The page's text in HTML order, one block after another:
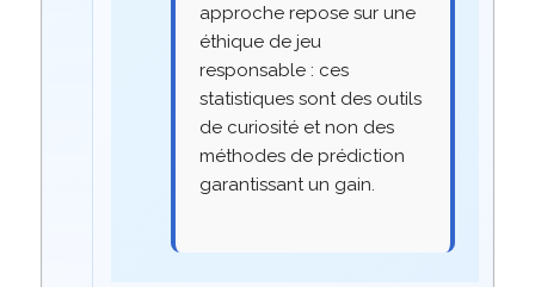
approche repose sur une
éthique de jeu
responsable : ces
statistiques sont des outils
de curiosité et non des
méthodes de prédiction
garantissant un gain.